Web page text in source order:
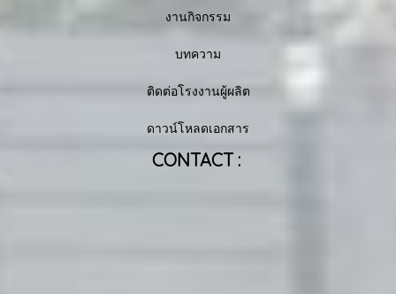
งานกิจกรรม
บทความ
ติดต่อโรงงานผู้ผลิต
ดาวน์โหลดเอกสาร
CONTACT :